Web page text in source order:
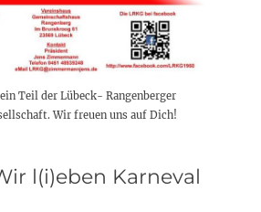
Teil der Lübeck- Rangenberger
Wir freuen uns auf Dich!
l(i)eben Karneval